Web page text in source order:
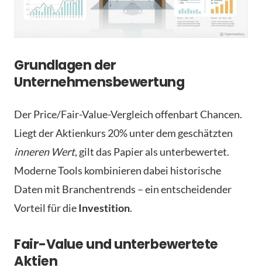
Grundlagen der
Unternehmensbewertung
Der Price/Fair-Value-Vergleich offenbart Chancen.
Liegt der Aktienkurs 20% unter dem geschätzten
inneren Wert, gilt das Papier als unterbewertet.
Moderne Tools kombinieren dabei historische
Daten mit Branchentrends – ein entscheidender
Vorteil für dieInvestition.
Fair-Value und unterbewertete
Aktien